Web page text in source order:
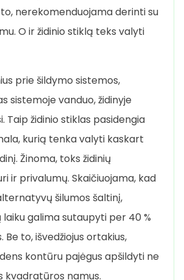
nerekomenduojama derinti su
O ir židinio stiklą teks valyti
prie šildymo sistemos,
sistemoje vanduo, židinyje
Taip židinio stiklas pasidengia
kurią tenka valyti kaskart
Žinoma, toks židinių
ir privalumų. Skaičiuojama, kad
šilumos šaltinį,
galima sutaupyti per 40 %
Be to, išvedžiojus ortakius,
kontūru pajėgus apšildyti ne
kvadratūros namus.